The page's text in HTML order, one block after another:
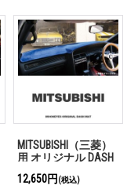
MITSUBISHI（三菱）
用 オリジナル DASH
ト)
12,650円 (税込)